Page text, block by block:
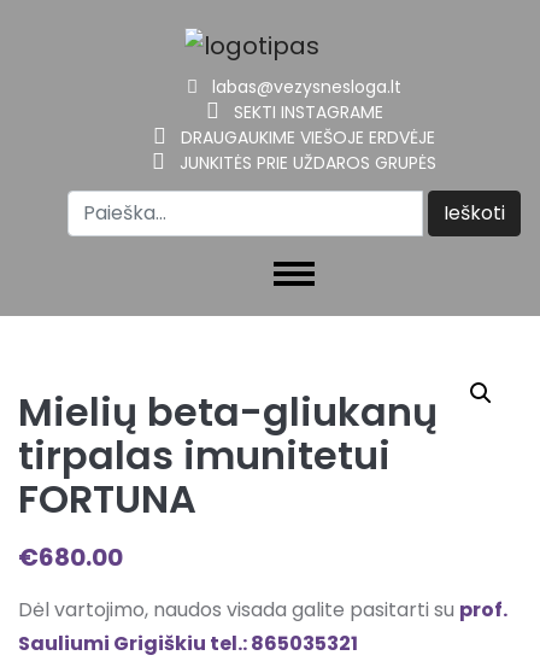
labas@vezysnesloga.lt
SEKTI INSTAGRAME
DRAUGAUKIME VIEŠOJE ERDVĖJE
JUNKITĖS PRIE UŽDAROS GRUPĖS
Mielių beta-gliukanų
tirpalas imunitetui
FORTUNA
€680.00
Dėl vartojimo, naudos visada galite pasitarti su prof.
Sauliumi Grigiškiu tel.: 865035321